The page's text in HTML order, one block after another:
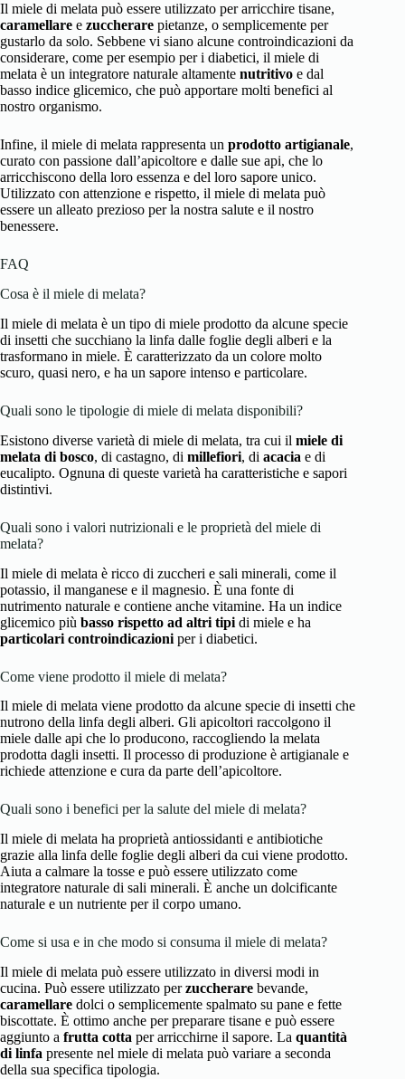
Il miele di melata può essere utilizzato per arricchire tisane,
caramellare e zuccherare pietanze, o semplicemente per
gustarlo da solo. Sebbene vi siano alcune controindicazioni da
considerare, come per esempio per i diabetici, il miele di
melata è un integratore naturale altamente nutritivo e dal
basso indice glicemico, che può apportare molti benefici al
nostro organismo.
Infine, il miele di melata rappresenta un prodotto artigianale,
curato con passione dall’apicoltore e dalle sue api, che lo
arricchiscono della loro essenza e del loro sapore unico.
Utilizzato con attenzione e rispetto, il miele di melata può
essere un alleato prezioso per la nostra salute e il nostro
benessere.
FAQ
Cosa è il miele di melata?
Il miele di melata è un tipo di miele prodotto da alcune specie
di insetti che succhiano la linfa dalle foglie degli alberi e la
trasformano in miele. È caratterizzato da un colore molto
scuro, quasi nero, e ha un sapore intenso e particolare.
Quali sono le tipologie di miele di melata disponibili?
Esistono diverse varietà di miele di melata, tra cui il miele di
melata di bosco, di castagno, di millefiori, di acacia e di
eucalipto. Ognuna di queste varietà ha caratteristiche e sapori
distintivi.
Quali sono i valori nutrizionali e le proprietà del miele di
melata?
Il miele di melata è ricco di zuccheri e sali minerali, come il
potassio, il manganese e il magnesio. È una fonte di
nutrimento naturale e contiene anche vitamine. Ha un indice
glicemico più basso rispetto ad altri tipi di miele e ha
particolari controindicazioni per i diabetici.
Come viene prodotto il miele di melata?
Il miele di melata viene prodotto da alcune specie di insetti che
nutrono della linfa degli alberi. Gli apicoltori raccolgono il
miele dalle api che lo producono, raccogliendo la melata
prodotta dagli insetti. Il processo di produzione è artigianale e
richiede attenzione e cura da parte dell’apicoltore.
Quali sono i benefici per la salute del miele di melata?
Il miele di melata ha proprietà antiossidanti e antibiotiche
grazie alla linfa delle foglie degli alberi da cui viene prodotto.
Aiuta a calmare la tosse e può essere utilizzato come
integratore naturale di sali minerali. È anche un dolcificante
naturale e un nutriente per il corpo umano.
Come si usa e in che modo si consuma il miele di melata?
Il miele di melata può essere utilizzato in diversi modi in
cucina. Può essere utilizzato perzuccherare bevande,
caramellare dolci o semplicemente spalmato su pane e fette
biscottate. È ottimo anche per preparare tisane e può essere
aggiunto a frutta cotta per arricchirne il sapore. La quantità
di linfa presente nel miele di melata può variare a seconda
della sua specifica tipologia.